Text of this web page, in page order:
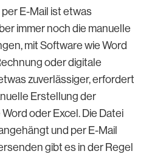
E-Mail ist etwas
immer noch die manuelle
mit Software wie Word
oder digitale
zuverlässiger, erfordert
Erstellung der
oder Excel. Die Datei
und per E-Mail
gibt es in der Regel